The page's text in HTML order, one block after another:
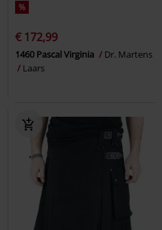
%
€ 172,99
1460 Pascal Virginia
Dr. Martens
Laars